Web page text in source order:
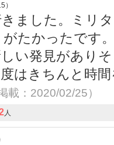
）
ました。ミリ
たかったです
い発見があり
はきちんと時
載：2020/02/25）
人